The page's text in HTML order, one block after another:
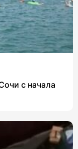
с начала